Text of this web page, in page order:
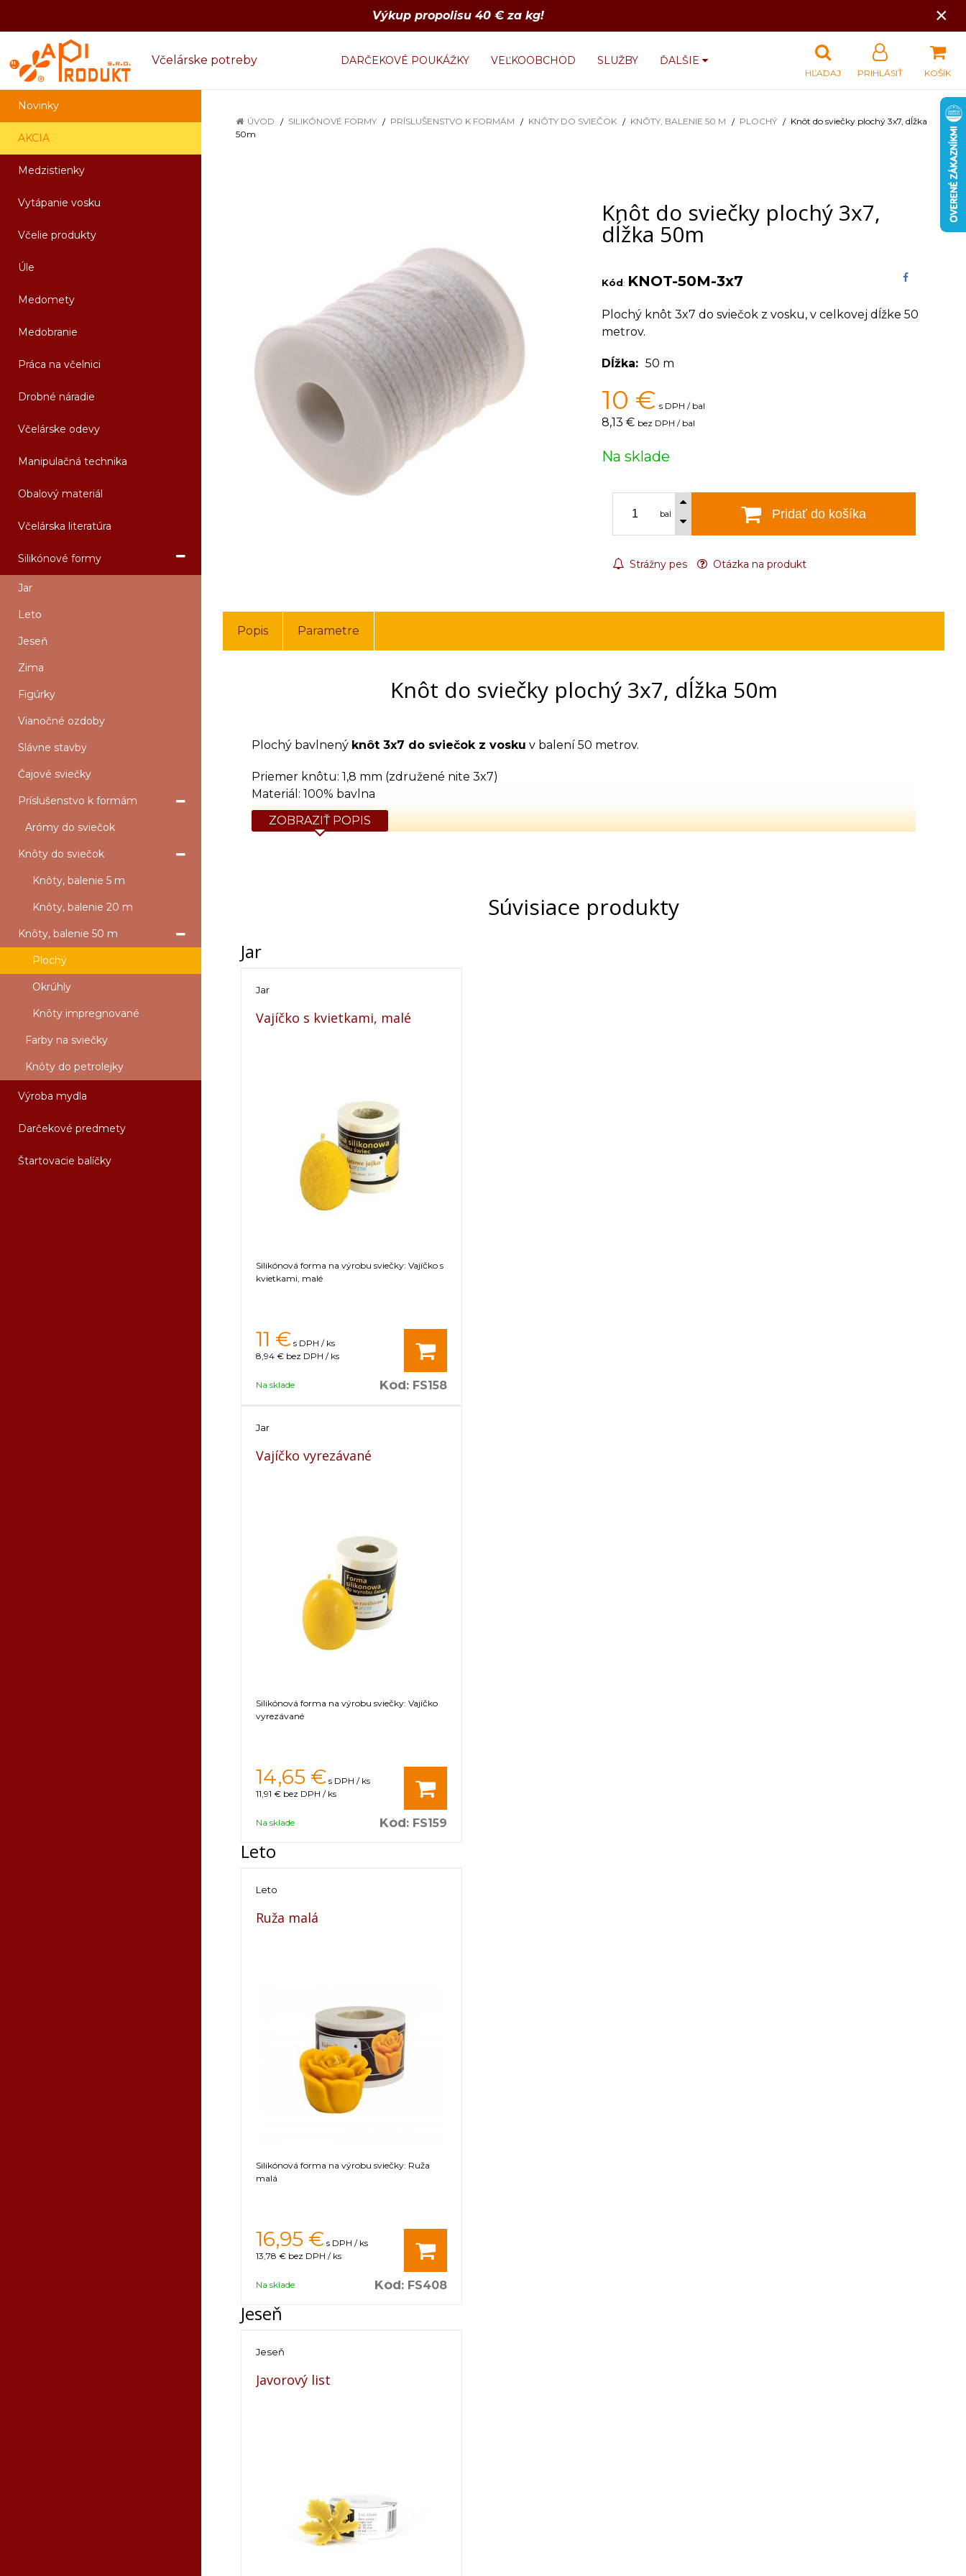
Výkup propolisu 40 € za kg! ×
Včelárske potreby DARČEKOVÉ POUKÁŽKY VEĽKOOBCHOD SLUŽBY ĎALŠIE
KOŠÍK
PRIHLÁSIŤ
HĽADAJ
Novinky
AKCIA
Medzistienky
Vytápanie vosku
Včelie produkty
Úle
Medomety
Medobranie
Práca na včelnici
Drobné náradie
Včelárske odevy
Manipulačná technika
Obalový materiál
Včelárska literatúra
Silikónové formy
Jar
Leto
Jeseň
Zima
Figúrky
Vianočné ozdoby
Slávne stavby
Čajové sviečky
Príslušenstvo k formám
Arómy do sviečok
Knôty do sviečok
Knôty, balenie 5 m
Knôty, balenie 20 m
Knôty, balenie 50 m
Plochý
Okrúhly
Knôty impregnované
Farby na sviečky
Knôty do petrolejky
Výroba mydla
Darčekové predmety
Štartovacie balíčky
ÚVOD SILIKÓNOVÉ FORMY PRÍSLUŠENSTVO K FORMÁM KNÔTY DO SVIEČOK KNÔTY, BALENIE 50 M PLOCHÝ
Knôt do sviečky plochý 3x7, dĺžka
50m
Knôt do sviečky plochý 3x7,
dĺžka 50m
Kód: KNOT-50M-3x7
Plochý knôt 3x7 do sviečok z vosku, v celkovej dĺžke 50
metrov.
Dĺžka 50 m
10 € s DPH / bal
8,13 € bez DPH / bal
Na sklade
bal Pridať do košíka
Strážny pes Otázka na produkt
Popis Parametre
Knôt do sviečky plochý 3x7, dĺžka 50m
Plochý bavlnený knôt 3x7 do sviečok z vosku v balení 50 metrov.
Priemer knôtu: 1,8 mm (združené nite 3x7)
Materiál: 100% bavlna
ZOBRAZIŤ POPIS
Súvisiace produkty
Jar
Jar
Vajíčko s kvietkami, malé
Silikónová forma na výrobu sviečky: Vajíčko s
kvietkami, malé
11 € s DPH / ks
8,94 € bez DPH / ks
Na sklade Kód: FS158
Jar
Vajíčko vyrezávané
Silikónová forma na výrobu sviečky: Vajíčko
vyrezávané
14,65 € s DPH / ks
11,91 € bez DPH / ks
Na sklade Kód: FS159
Leto
Leto
Ruža malá
Silikónová forma na výrobu sviečky: Ruža
malá
16,95 € s DPH / ks
13,78 € bez DPH / ks
Na sklade Kód: FS408
Jeseň
Jeseň
Javorový list